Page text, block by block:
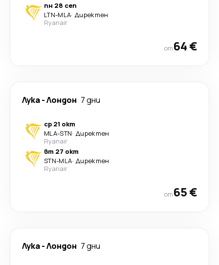
пн 28 сеп
LTN-MLA· Директен
Ryanair
от64 €
Лука-Лондон 7 дни
ср 21 окт
MLA-STN· Директен
Ryanair
вт 27 окт
STN-MLA· Директен
Ryanair
от65 €
Лука-Лондон 7 дни